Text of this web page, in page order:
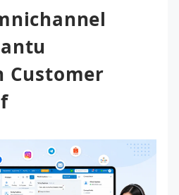
Customer